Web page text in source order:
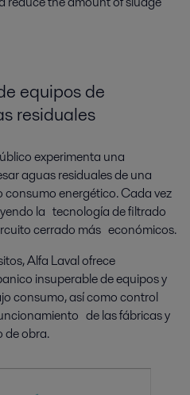
equipos de
residuales
experimenta una
aguas residuales de una
energético. Cada vez
la tecnología de filtrado
cerrado más económicos.
Alfa Laval ofrece
insuperable de equipos y
consumo, así como control
de las fábricas y
de obra.